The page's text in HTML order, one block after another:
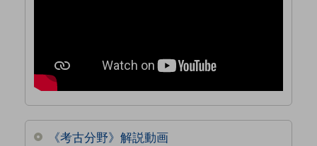
《考古分野》解説動画